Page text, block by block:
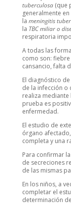
tuberculosa(que
generalmente
la meningitis
la TBC miliar o
respiratoria
A todas las
como son:
cansancio, falta
El diagnóstico
de la infección o
realiza mediante
prueba es
enfermedad.
El estudio de
órgano
completa y una
Para confirmar
de secreciones
de las mismas
En los niños, a
completar el
determinación